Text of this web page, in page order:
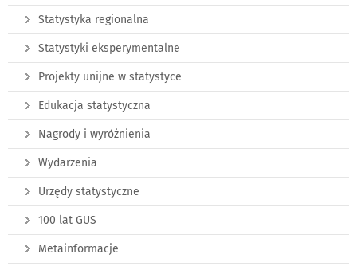
Statystyka regionalna
Statystyki eksperymentalne
Projekty unijne w statystyce
Edukacja statystyczna
Nagrody i wyróżnienia
Wydarzenia
Urzędy statystyczne
100 lat GUS
Metainformacje